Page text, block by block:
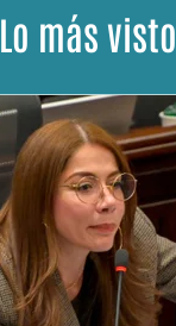
Lo más visto